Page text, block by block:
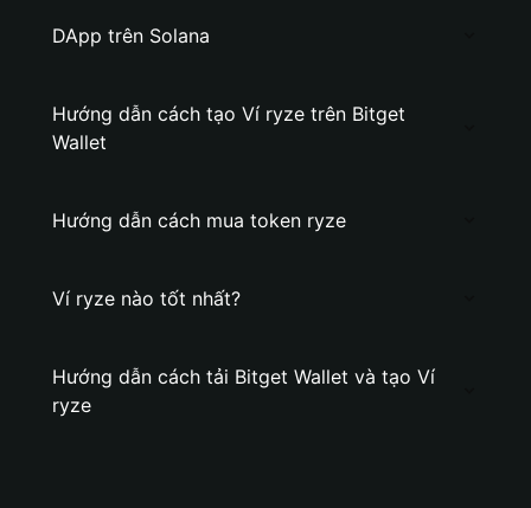
DApp trên Solana
Hướng dẫn cách tạo Ví ryze trên Bitget
Wallet
Hướng dẫn cách mua token ryze
Ví ryze nào tốt nhất?
Hướng dẫn cách tải Bitget Wallet và tạo Ví
ryze